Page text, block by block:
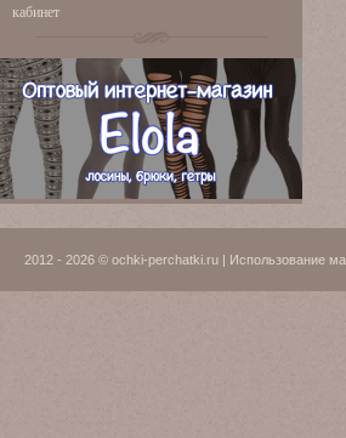
кабинет
2012 - 2026 © ochki-perchatki.ru | Использование